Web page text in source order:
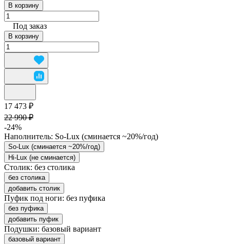
В корзину
Под заказ
В корзину
17 473 ₽
22 990 ₽
-24%
Наполнитель: So-Lux (cминается ~20%/год)
So-Lux (cминается ~20%/год)
Hi-Lux (не сминается)
Столик: без столика
без столика
добавить столик
Пуфик под ноги: без пуфика
без пуфика
добавить пуфик
Подушки: базовый вариант
базовый вариант